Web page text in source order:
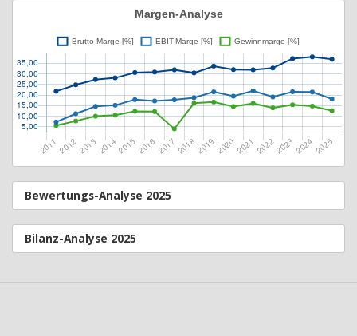
Bewertungs-Analyse 2025
Bilanz-Analyse 2025